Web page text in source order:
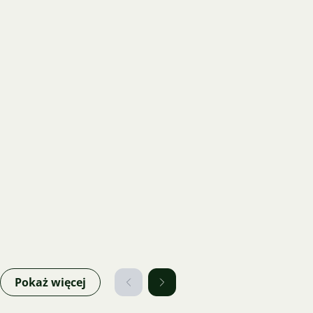
Pokaż więcej